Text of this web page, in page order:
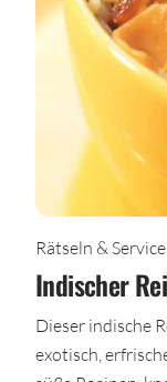
Rätseln &
Indischer
Dieser indische
exotisch,